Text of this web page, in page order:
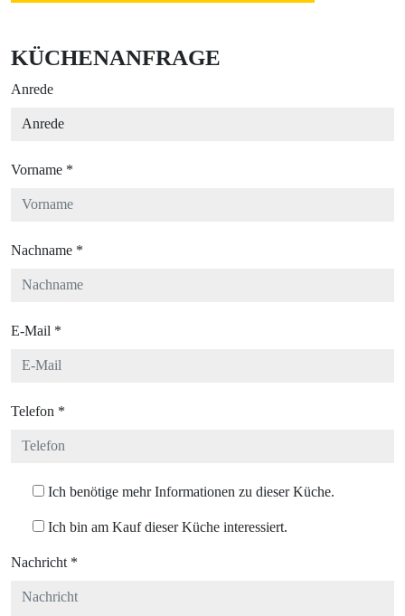
KÜCHENANFRAGE
Anrede
Vorname *
Nachname *
E-Mail *
Telefon *
Ich benötige mehr Informationen zu dieser Küche.
Ich bin am Kauf dieser Küche interessiert.
Nachricht *